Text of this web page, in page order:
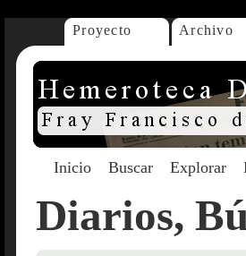
Proyecto Archivo
Inicio Buscar Explorar
Diarios,